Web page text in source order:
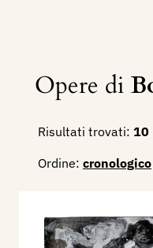
Opere di
Risultati trovati: 10
Ordine: cronologico